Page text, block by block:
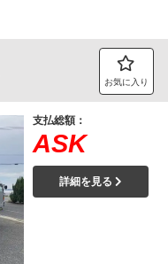
お気に入り
支払総額：
ASK
詳細を見る